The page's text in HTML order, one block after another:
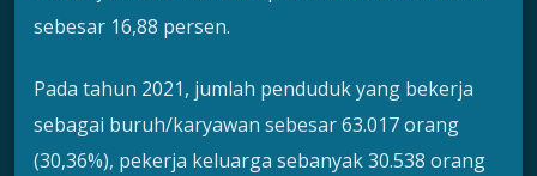
sebesar 16,88 persen.
Pada tahun 2021, jumlah penduduk yang bekerja
sebagai buruh/karyawan sebesar 63.017 orang
(30,36%), pekerja keluarga sebanyak 30.538 orang